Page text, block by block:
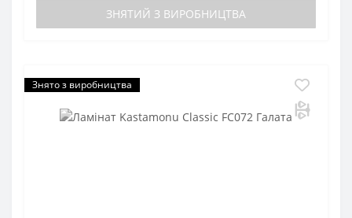
ЗНЯТИЙ З ВИРОБНИЦТВА
Знято з виробництва